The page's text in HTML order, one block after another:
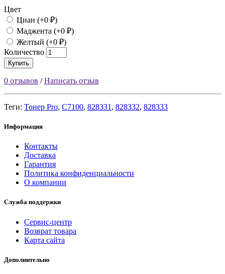
Цвет
Циан (+0 ₽)
Маджента (+0 ₽)
Желтый (+0 ₽)
Количество
Купить
0 отзывов /Написать отзыв
Теги: Тонер Pro, C7100, 828331 , 828332, 828333
Информация
Контакты
Доставка
Гарантия
Политика конфиденциальности
О компании
Служба поддержки
Сервис-центр
Возврат товара
Карта сайта
Дополнительно